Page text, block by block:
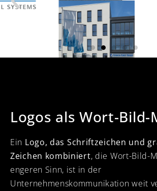
Logos als Wort-Bild-
Ein Logo, das Schriftzeichen und
Zeichen kombiniert, die Wort-Bild-
engeren Sinn, ist in der
Unternehmenskommunikation weit